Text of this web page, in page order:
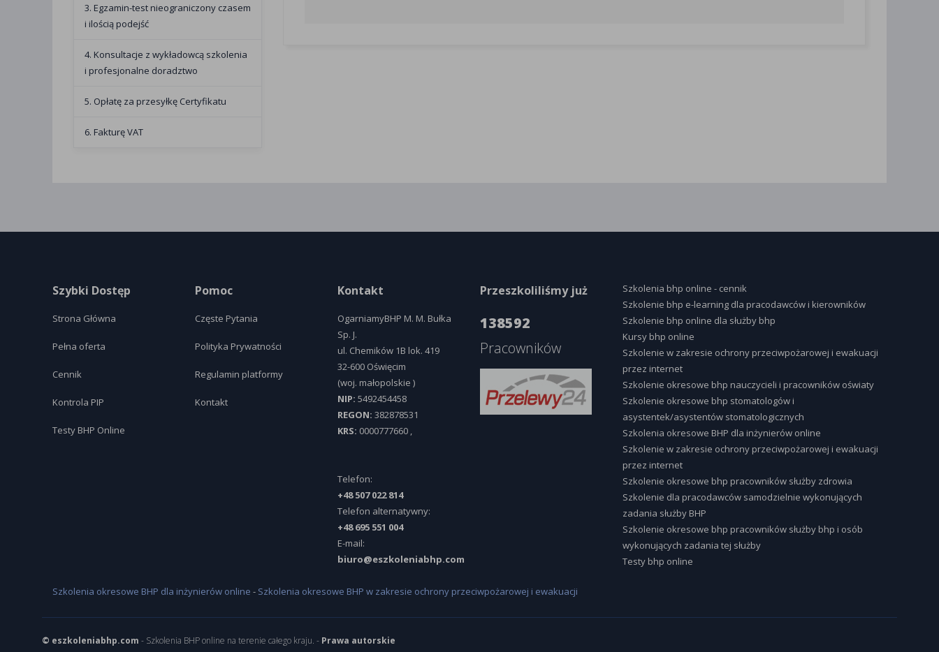
3. Egzamin-test nieograniczony czasem
i ilością podejść
4. Konsultacje z wykładowcą szkolenia
i profesjonalne doradztwo
5. Opłatę za przesyłkę Certyfikatu
6. Fakturę VAT
Szybki Dostęp
Strona Główna
Pełna oferta
Cennik
Kontrola PIP
Testy BHP Online
Pomoc
Częste Pytania
Polityka Prywatności
Regulamin platformy
Kontakt
Kontakt
OgarniamyBHP M. M. Bułka
Sp. J.
ul. Chemików 1B lok. 419
32-600 Oświęcim
(woj. małopolskie )
NIP: 5492454458
REGON: 382878531
KRS: 0000777660
Telefon:
+48 507 022 814
Telefon alternatywny:
+48 695 551 004
E-mail:
biuro@eszkoleniabhp.com
Przeszkoliliśmy już
138592
Pracowników
Szkolenia bhp online - cennik
Szkolenie bhp e-learning dla pracodawców i kierowników
Szkolenie bhp online dla służby bhp
Kursy bhp online
Szkolenie w zakresie ochrony przeciwpożarowej i ewakuacji
przez internet
Szkolenie okresowe bhp nauczycieli i pracowników oświaty
Szkolenie okresowe bhp stomatologów i
asystentek/asystentów stomatologicznych
Szkolenia okresowe BHP dla inżynierów online
Szkolenie w zakresie ochrony przeciwpożarowej i ewakuacji
przez internet
Szkolenie okresowe bhp pracowników służby zdrowia
Szkolenie dla pracodawców samodzielnie wykonujących
zadania służby BHP
Szkolenie okresowe bhp pracowników służby bhp i osób
wykonujących zadania tej służby
Testy bhp online
Szkolenia okresowe BHP dla inżynierów online - Szkolenia okresowe BHP w zakresie ochrony przeciwpożarowej i ewakuacji
© eszkoleniabhp.com - Szkolenia BHP online na terenie całego kraju. - Prawa autorskie